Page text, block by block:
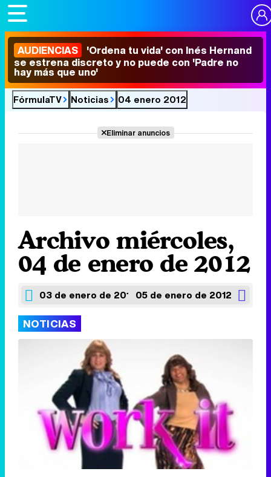
AUDIENCIAS 'Ordena tu vida' con Inés Hernand
se estrena discreto y no puede con 'Padre no
hay más que uno'
FórmulaTV Noticias 04 enero 2012
Eliminar anuncios
Archivo miércoles,
04 de enero de 2012
03 de enero de 2012 05 de enero de 2012
NOTICIAS